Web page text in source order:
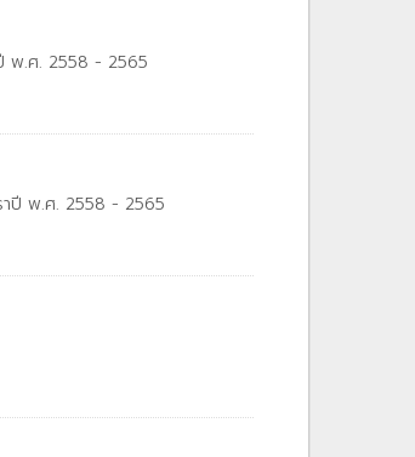
พ.ศ. 2558 - 2565
าปี พ.ศ. 2558 - 2565